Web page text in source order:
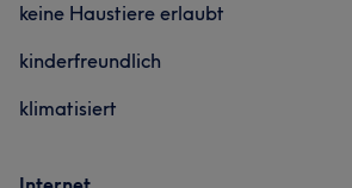
keine Haustiere erlaubt
kinderfreundlich
klimatisiert